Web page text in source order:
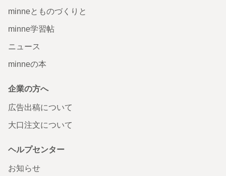
minneとものづくりと
minne学習帖
ニュース
minneの本
企業の方へ
広告出稿について
大口注文について
ヘルプセンター
お知らせ